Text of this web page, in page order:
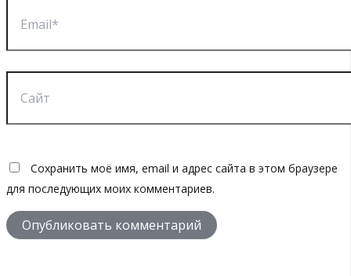
Сохранить моё имя, email и адрес сайта в этом браузере
для последующих моих комментариев.